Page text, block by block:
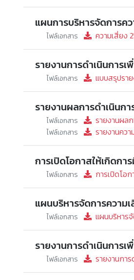
แผนการบริหารจัดการค
ไฟล์เอกสาร ความเสี่ยง
รายงานการดำเนินการ
ไฟล์เอกสาร แบบสรุปรา
รายงานผลการดำเนินก
ไฟล์เอกสาร รายงานผล
ไฟล์เอกสาร รายงานคว
การเปิดโอกาสให้เกิดกา
ไฟล์เอกสาร การเปิดโอ
แผนบริหารจัดการความ
ไฟล์เอกสาร แผนบริหาร
รายงานการดำเนินการ
ไฟล์เอกสาร รายงานกา